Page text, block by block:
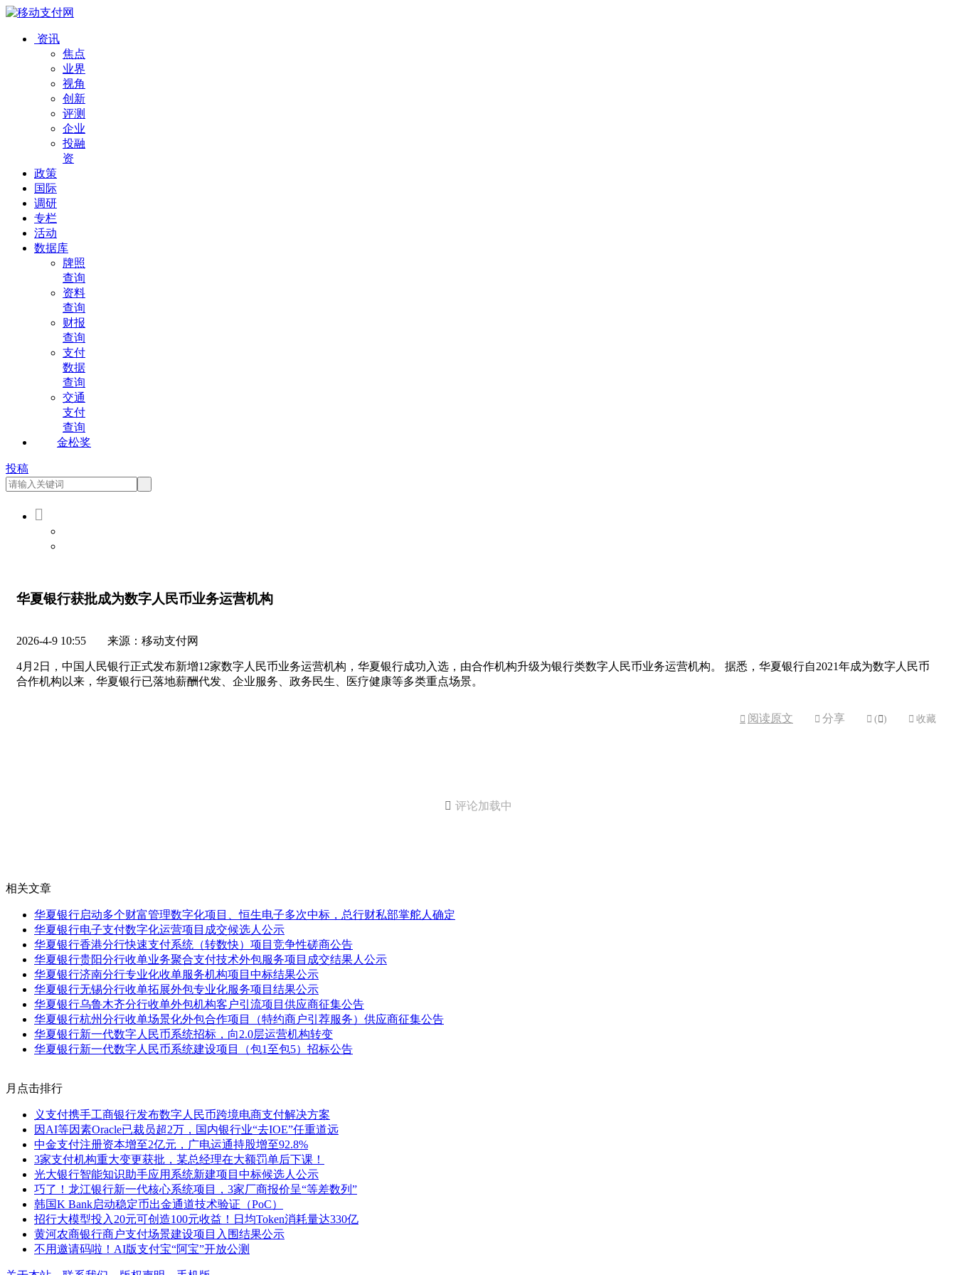
资讯
焦点
业界
视角
创新
评测
企业
投融
资
政策
国际
调研
专栏
活动
数据库
牌照
查询
资料
查询
财报
查询
支付
数据
查询
交通
支付
查询
金松奖
投稿

华夏银行获批成为数字人民币业务运营机构
2026-4-9 10:55 来源：移动支付网
4月2日，中国人民银行正式发布新增12家数字人民币业务运营机构，华夏银行成功入选，由合作机构升级为银行类数字人民币业务运营机构。 据悉，华夏银行自2021年成为数字人民币
合作机构以来，华夏银行已落地薪酬代发、企业服务、政务民生、医疗健康等多类重点场景。
 阅读原文  分享  ( )  收藏
 评论加载中
相关文章
华夏银行启动多个财富管理数字化项目、恒生电子多次中标，总行财私部掌舵人确定
华夏银行电子支付数字化运营项目成交候选人公示
华夏银行香港分行快速支付系统（转数快）项目竞争性磋商公告
华夏银行贵阳分行收单业务聚合支付技术外包服务项目成交结果人公示
华夏银行济南分行专业化收单服务机构项目中标结果公示
华夏银行无锡分行收单拓展外包专业化服务项目结果公示
华夏银行乌鲁木齐分行收单外包机构客户引流项目供应商征集公告
华夏银行杭州分行收单场景化外包合作项目（特约商户引荐服务）供应商征集公告
华夏银行新一代数字人民币系统招标，向2.0层运营机构转变
华夏银行新一代数字人民币系统建设项目（包1至包5）招标公告
月点击排行
义支付携手工商银行发布数字人民币跨境电商支付解决方案
因AI等因素Oracle已裁员超2万，国内银行业“去IOE”任重道远
中金支付注册资本增至2亿元，广电运通持股增至92.8%
3家支付机构重大变更获批，某总经理在大额罚单后下课！
光大银行智能知识助手应用系统新建项目中标候选人公示
巧了！龙江银行新一代核心系统项目，3家厂商报价呈“等差数列”
韩国K Bank启动稳定币出金通道技术验证（PoC）
招行大模型投入20元可创造100元收益！日均Token消耗量达330亿
黄河农商银行商户支付场景建设项目入围结果公示
不用邀请码啦！AI版支付宝“阿宝”开放公测